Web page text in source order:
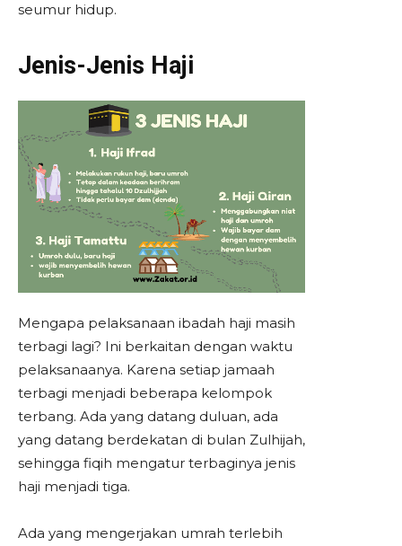
seumur hidup.
Jenis-Jenis Haji
Mengapa pelaksanaan ibadah haji masih
terbagi lagi? Ini berkaitan dengan waktu
pelaksanaanya. Karena setiap jamaah
terbagi menjadi beberapa kelompok
terbang. Ada yang datang duluan, ada
yang datang berdekatan di bulan Zulhijah,
sehingga fiqih mengatur terbaginya jenis
haji menjadi tiga.
Ada yang mengerjakan umrah terlebih